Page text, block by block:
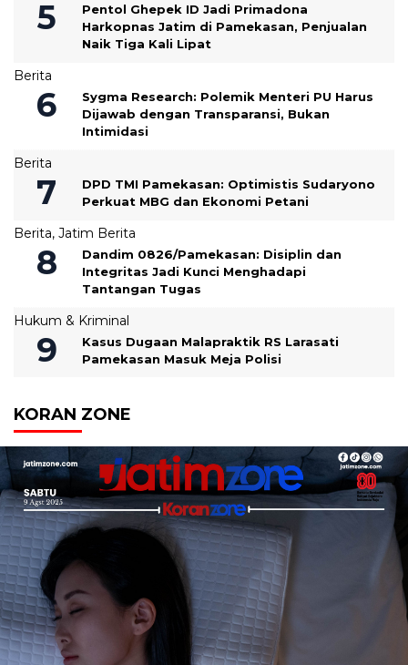
Pentol Ghepek ID Jadi Primadona
Harkopnas Jatim di Pamekasan, Penjualan
Naik Tiga Kali Lipat
Berita
Sygma Research: Polemik Menteri PU Harus
Dijawab dengan Transparansi, Bukan
Intimidasi
Berita
DPD TMI Pamekasan: Optimistis Sudaryono
Perkuat MBG dan Ekonomi Petani
Berita, Jatim Berita
‎Dandim 0826/Pamekasan: Disiplin dan
Integritas Jadi Kunci Menghadapi
Tantangan Tugas
Hukum & Kriminal
Kasus Dugaan Malapraktik RS Larasati
Pamekasan Masuk Meja Polisi
KORAN ZONE